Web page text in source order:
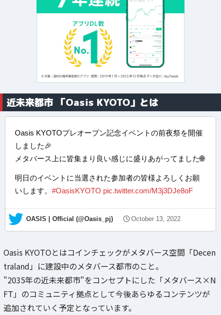
近未来都市 「Oasis KYOTO」とは
Oasis KYOTOプレオープン記念イベントの前夜祭を開催
しました🎉
メタバース上に皆集まり良い感じに盛りあがってました🌐
明日のイベントに当選された参加者の皆様よろしくお願
いします。 #OasisKYOTO pic.twitter.com/M3j3DJe8oF
— OASIS | Official (@Oasis_pj) October 13, 2022
Oasis KYOTOとはコインチェックがメタバース空間「Decen
traland」に建設中のメタバース都市のこと。
"2035年の近未来都市"をコンセプトにした「メタバース×N
FT」のコミュニティ拠点として今後あらゆるコンテンツが
追加されていく予定となっています。